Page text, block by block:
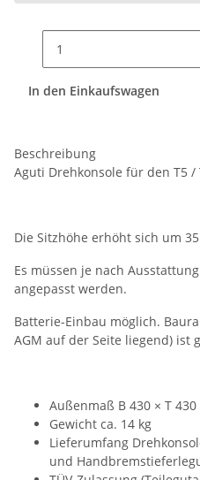
In den Einkaufswagen
Beschreibung
Aguti Drehkonsole für den T5 /
Die Sitzhöhe erhöht sich um
Es müssen je nach
angepasst werden.
Batterie-Einbau möglich.
AGM auf der Seite liegend) ist
Außenmaß B 430 × T
Gewicht ca. 14 kg
Lieferumfang
und